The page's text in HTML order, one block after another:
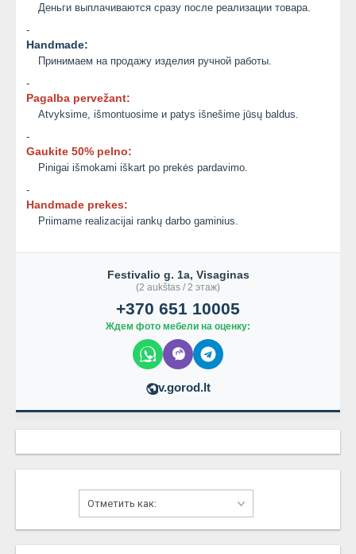
Деньги выплачиваются сразу после реализации товара.
-
Handmade:
Принимаем на продажу изделия ручной работы.
-
Pagalba pervežant:
Atvyksime, išmontuosime и patys išnešime jūsų baldus.
-
Gaukite 50% pelno:
Pinigai išmokami iškart po prekės pardavimo.
-
Handmade prekes:
Priimame realizacijai rankų darbo gaminius.
Festivalio g. 1a, Visaginas
(2 aukštas / 2 этаж)
+370 651 10005
Ждем фото мебели на оценку:
v.gorod.lt